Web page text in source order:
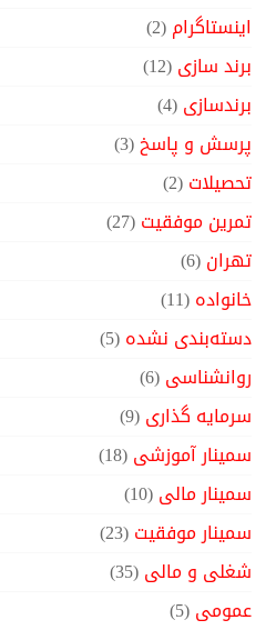
اینستاگرام(2)
برند سازی(12)
برندسازی(4)
پرسش و پاسخ(3)
تحصیلات(2)
تمرین موفقیت(27)
تهران(6)
خانواده(11)
دسته‌بندی نشده(5)
روانشناسی(6)
سرمایه گذاری(9)
سمینار آموزشی(18)
سمینار مالی(10)
سمینار موفقیت(23)
شغلی و مالی(35)
عمومی(5)